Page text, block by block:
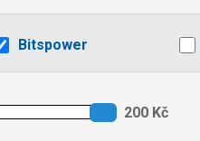
Bitspower